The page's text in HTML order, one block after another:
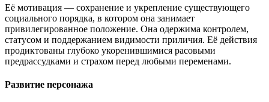
Её мотивация — сохранение и укрепление существующего
социального порядка, в котором она занимает
привилегированное положение. Она одержима контролем,
статусом и поддержанием видимости приличия. Её действия
продиктованы глубоко укоренившимися расовыми
предрассудками и страхом перед любыми переменами.
Развитие персонажа